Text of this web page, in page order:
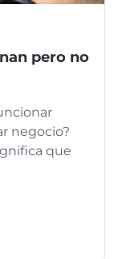
pero no
negocio?
que